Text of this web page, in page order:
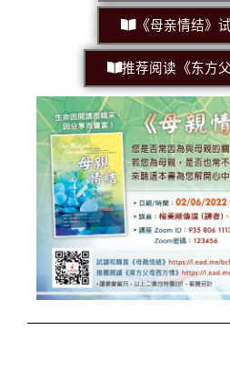
《母亲情结》
推荐阅读 《东方